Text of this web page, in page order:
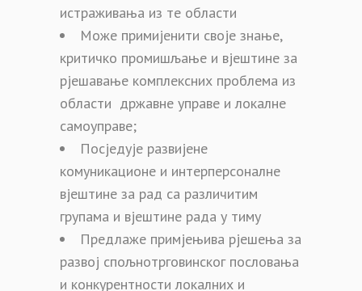
истраживања из те области
Може примијенити своје знање,
критичко промишљање и вјештине за
рјешавање комплексних проблема из
области државне управе и локалне
самоуправе;
Посједује развијене
комуникационе и интерперсоналне
вјештине за рад са различитим
групама и вјештине рада у тиму
Предлаже примјењива рјешења за
развој спољнотрговинског пословања
и конкурентности локалних и